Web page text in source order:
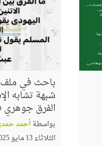
باحث في ملف
شبهة تشابه
الفرق جوهري
بواسطةأحمد
الثلاثاء 13 مايو 2025